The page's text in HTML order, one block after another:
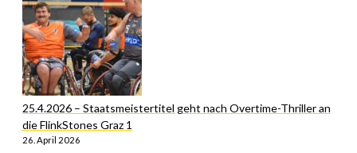
25.4.2026 – Staatsmeistertitel geht nach Overtime-Thriller an
die FlinkStones Graz 1
26. April 2026